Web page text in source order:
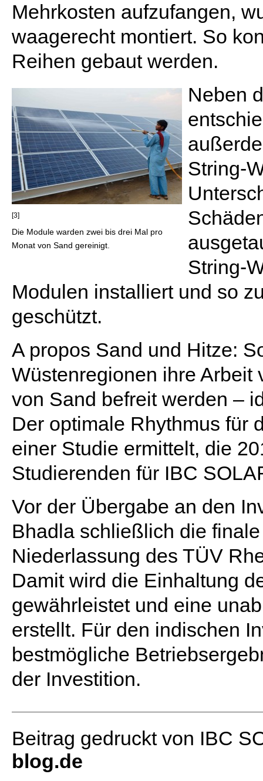
Mehrkosten aufzufangen,
waagerecht montiert. So
Reihen gebaut werden.
[3]
Die Module warden zwei bis drei Mal pro
Monat von Sand gereinigt.
Neben
String-
String-
Modulen installiert und so
geschützt.
A propos Sand und Hitze:
Wüstenregionen ihre
von Sand befreit werden –
Der optimale Rhythmus für
einer Studie ermittelt, die
Studierenden für IBC
Vor der Übergabe an den
Bhadla schließlich die
Niederlassung des TÜV
Damit wird die Einhaltung
gewährleistet und eine
erstellt. Für den indischen
bestmögliche
der Investition.
Beitrag gedruckt von IBC
blog.de